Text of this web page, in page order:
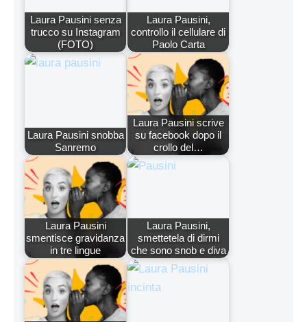
Laura Pausini senza
trucco su Instagram
(FOTO)
Laura Pausini,
controllo il cellulare di
Paolo Carta
Laura Pausini snobba
Sanremo
Laura Pausini scrive
su facebook dopo il
crollo del…
Laura Pausini
smentisce gravidanza
in tre lingue
Laura Pausini,
smettetela di dirmi
che sono snob e diva